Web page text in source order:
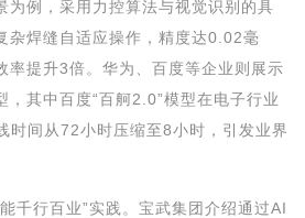
为例，采用力控算法与视觉识别的具
杂焊缝自适应操作，精度达0.02毫
率提升3倍。华为、百度等企业则展示
，其中百度“百舸2.0”模型在电子行业
时间从72小时压缩至8小时，引发业界
千行百业”实践。宝武集团介绍通过AI